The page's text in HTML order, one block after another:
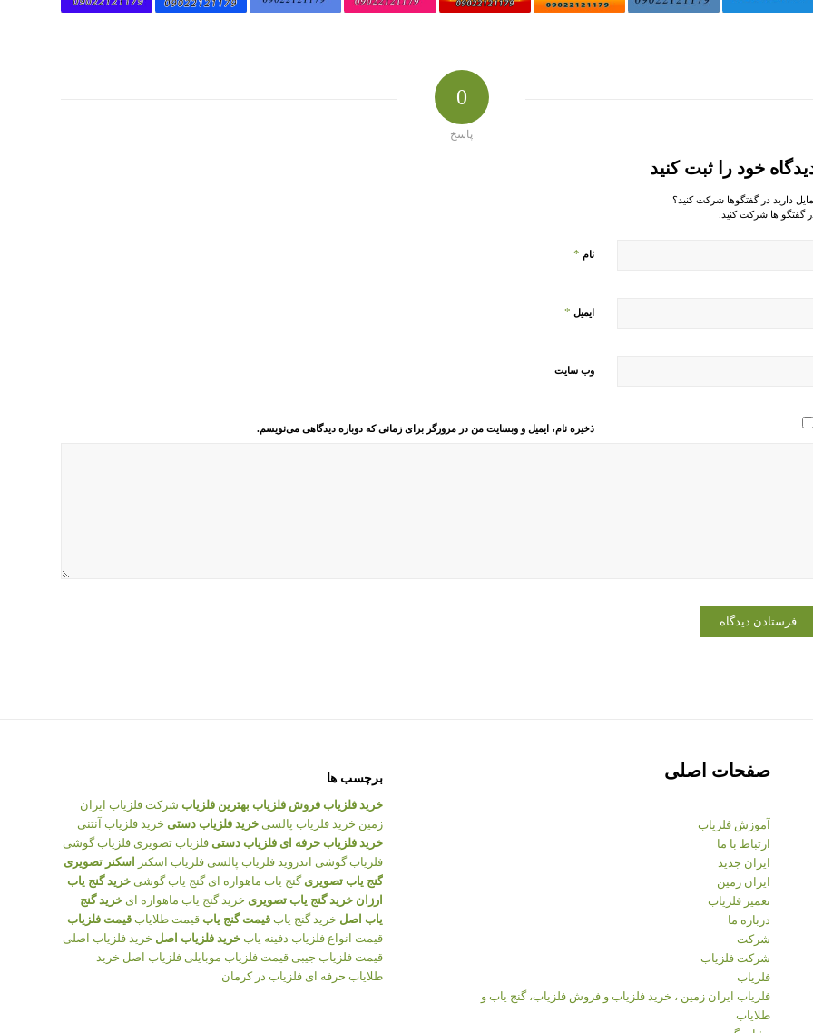
0
پاسخ
خود را ثبت کنید
دارید در گفتگوها شرکت کنید؟
گفتگو ها شرکت کنید.
نام *
ایمیل *
وب‌ سایت
ذخیره نام، ایمیل و وبسایت من در مرورگر برای زمانی که دوباره دیدگاهی می‌نویسم.
صفحات اصلی
آموزش فلزیاب
ارتباط با ما
ایران جدید
ایران زمین
تعمیر فلزیاب
درباره ما
شرکت
شرکت فلزیاب
فلزیاب
فلزیاب ایران زمین ، خرید فلزیاب و فروش فلزیاب، گنج یاب و
طلایاب
برچسب ها
خرید فلزیاب فروش فلزیاب بهترین فلزیاب شرکت فلزیاب ایران
زمین خرید فلزیاب پالسی خرید فلزیاب دستی خرید فلزیاب آنتنی
خرید فلزیاب حرفه ای فلزیاب دستی فلزیاب تصویری فلزیاب گوشی
فلزیاب گوشی اندروید فلزیاب پالسی فلزیاب اسکنر
اسکنر تصویری
گنج یاب تصویری گنج یاب ماهواره ای گنج یاب گوشی خرید گنج یاب
ارزان خرید گنج یاب تصویری خرید گنج یاب ماهواره ای خرید گنج
یاب اصل خرید گنج یاب قیمت گنج یاب قیمت طلایاب قیمت فلزیاب
قیمت انواع فلزیاب دفینه یاب خرید فلزیاب اصل خرید فلزیاب اصلی
قیمت فلزیاب جیبی قیمت فلزیاب موبایلی فلزیاب اصل خرید
طلایاب حرفه ای فلزیاب در کرمان